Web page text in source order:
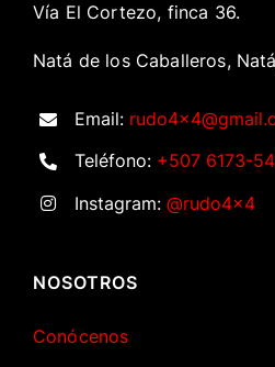
Vía El Cortezo, finca 36.
Natá de los Caballeros,
Email:
Teléfono: +507 6173-
Instagram:@rudo4x4
NOSOTROS
Conócenos